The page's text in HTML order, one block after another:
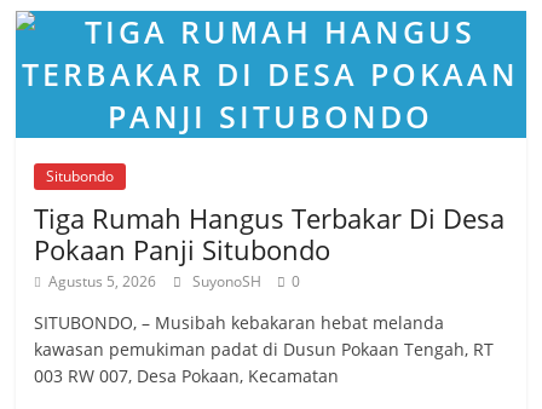
Situbondo
Tiga Rumah Hangus Terbakar Di Desa
Pokaan Panji Situbondo
Agustus 5, 2026 SuyonoSH 0
SITUBONDO, – Musibah kebakaran hebat melanda
kawasan pemukiman padat di Dusun Pokaan Tengah, RT
003 RW 007, Desa Pokaan, Kecamatan